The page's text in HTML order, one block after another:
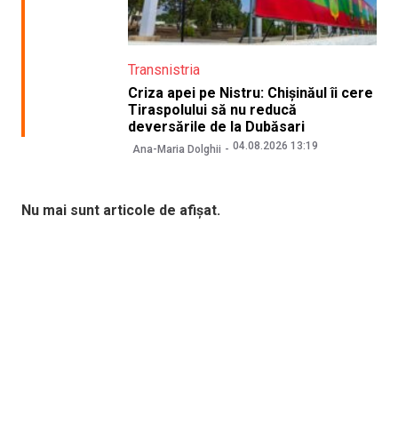
Transnistria
Criza apei pe Nistru: Chișinăul îi cere
Tiraspolului să nu reducă
deversările de la Dubăsari
Ana-Maria Dolghii 04.08.2026 13:19
Nu mai sunt articole de afișat.